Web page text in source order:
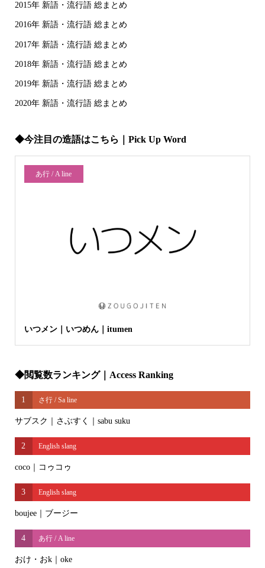
2015年 新語・流行語 総まとめ
2016年 新語・流行語 総まとめ
2017年 新語・流行語 総まとめ
2018年 新語・流行語 総まとめ
2019年 新語・流行語 総まとめ
2020年 新語・流行語 総まとめ
◆今注目の造語はこちら｜Pick Up Word
あ行 / A line
いつメン｜いつめん｜itumen
◆閲覧数ランキング｜Access Ranking
1 さ行 / Sa line
サブスク｜さぶすく｜sabu suku
2 English slang
coco｜コゥコゥ
3 English slang
boujee｜ブージー
4 あ行 / A line
おけ・おk｜oke